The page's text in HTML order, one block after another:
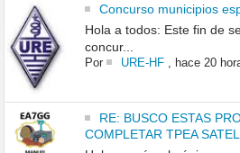
Concurso municipios
Hola a todos: Este fin de
concur...
Por URE-HF, hace 20
RE: BUSCO ESTAS
COMPLETAR TPEA